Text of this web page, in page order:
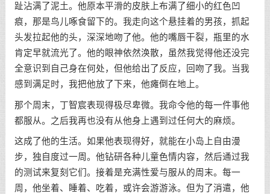
趾沾满了泥土。他原本平滑的皮肤上布满了细小的红色凹
痕，那是鸟儿啄食留下的。我走向这个悬挂着的男孩，抓起
头发拉起他的头，深深地吻了他。他的嘴唇干裂，瓶里的水
肯定早就流光了。他的眼神依然涣散，虽然我觉得他还没完
全意识到自己身在何处，但他给出了反应，回吻了我。当我
感到满足时，我把他放了下来，他瘫倒在地上。
那个周末，丁智宸表现得极尽卑微。我命令他的每一件事他
都服从。之后我再也没有从他身上遇到过任何大的麻烦。
这成了他的生活。如果他表现得好，就能在小岛上自由漫
步，独自度过一周。他钻研各种儿童色情内容，然后通过我
的测试来复刻它们。接着是充满性爱与服从的周末。每一
周，他坐着、睡着、吃着，或许会游游泳。但为了消遣，他